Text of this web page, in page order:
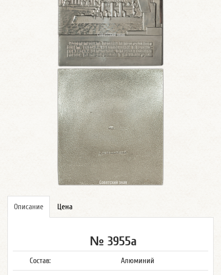
Описание Цена
№ 3955а
Состав: Алюминий